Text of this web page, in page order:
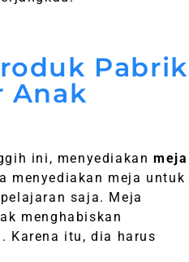
Pabrik
Anak
ini, menyediakan meja
menyediakan meja untuk
saja. Meja
menghabiskan
Karena itu, dia harus